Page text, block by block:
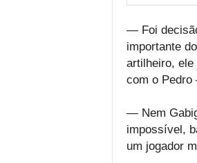
— Foi
importante
artilheiro, ele
com o Pedro
— Nem
impossível,
um jogador